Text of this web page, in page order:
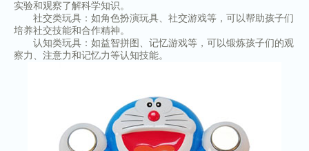
实验和观察了解科学知识。
社交类玩具：如角色扮演玩具、社交游戏等，可以帮助孩子们
培养社交技能和合作精神。
认知类玩具：如益智拼图、记忆游戏等，可以锻炼孩子们的观
察力、注意力和记忆力等认知技能。